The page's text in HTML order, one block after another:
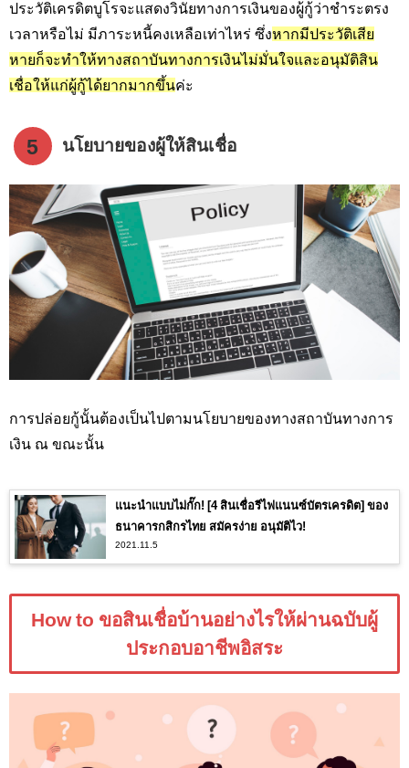
ประวัติเครดิตบูโรจะแสดงวินัยทางการเงินของผู้กู้ว่าชำระตรง
เวลาหรือไม่ มีภาระหนี้คงเหลือเท่าไหร่ ซึ่งหากมีประวัติเสีย
หายก็จะทำให้ทางสถาบันทางการเงินไม่มั่นใจและอนุมัติสิน
เชื่อให้แก่ผู้กู้ได้ยากมากขึ้นค่ะ
5 นโยบายของผู้ให้สินเชื่อ
การปล่อยกู้นั้นต้องเป็นไปตามนโยบายของทางสถาบันทางการ
เงิน ณ ขณะนั้น
แนะนำแบบไม่กั๊ก! [4 สินเชื่อรีไฟแนนซ์บัตรเครดิต] ของ
ธนาคารกสิกรไทย สมัครง่าย อนุมัติไว!
2021.11.5
How to ขอสินเชื่อบ้านอย่างไรให้ผ่านฉบับผู้
ประกอบอาชีพอิสระ